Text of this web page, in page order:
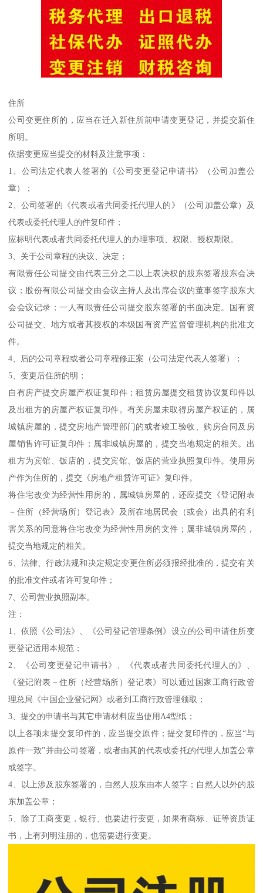
住所
公司变更住所的，应当在迁入新住所前申请变更登记，并提交新住
所明。
依据变更应当提交的材料及注意事项：
1、公司法定代表人签署的《公司变更登记申请书》（公司加盖公
章）；
2、公司签署的《代表或者共同委托代理人的》（公司加盖公章）及
代表或委托代理人的件复印件；
应标明代表或者共同委托代理人的办理事项、权限、授权期限。
3、关于公司章程的决议、决定；
有限责任公司提交由代表三分之二以上表决权的股东签署股东会决
议；股份有限公司提交由会议主持人及出席会议的董事签字股东大
会会议记录；一人有限责任公司提交股东签署的书面决定。国有资
公司提交、地方或者其授权的本级国有资产监督管理机构的批准文
件。
4、后的公司章程或者公司章程修正案（公司法定代表人签署）；
5、变更后住所的明；
自有房产提交房屋产权证复印件；租赁房屋提交租赁协议复印件以
及出租方的房屋产权证复印件。有关房屋未取得房屋产权证的，属
城镇房屋的，提交房地产管理部门的或者竣工验收、购房合同及房
屋销售许可证复印件；属非城镇房屋的，提交当地规定的相关。出
租方为宾馆、饭店的，提交宾馆、饭店的营业执照复印件。使用房
产作为住所的，提交《房地产租赁许可证》复印件。
将住宅改变为经营性用房的，属城镇房屋的，还应提交《登记附表
－住所（经营场所）登记表》及所在地居民会（或会）出具的有利
害关系的同意将住宅改变为经营性用房的文件；属非城镇房屋的，
提交当地规定的相关。
6、法律、行政法规和决定规定变更住所必须报经批准的，提交有关
的批准文件或者许可复印件；
7、公司营业执照副本。
注：
1、依照《公司法》、《公司登记管理条例》设立的公司申请住所变
更登记适用本规范；
2、《公司变更登记申请书》、《代表或者共同委托代理人的》、
《登记附表－住所（经营场所）登记表》可以通过国家工商行政管
理总局《中国企业登记网》或者到工商行政管理领取；
3、提交的申请书与其它申请材料应当使用A4型纸；
以上各项未提交复印件的，应当提交原件；提交复印件的，应当“与
原件一致”并由公司签署，或者由其的代表或委托的代理人加盖公章
或签字。
4、以上涉及股东签署的，自然人股东由本人签字；自然人以外的股
东加盖公章；
5、除了工商变更，银行、也要进行变更，如果有商标、证等资质证
书，上有列明注册的，也需要进行变更。